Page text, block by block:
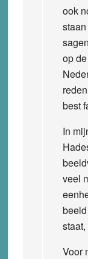
ook
op
best
In
veel
Voor